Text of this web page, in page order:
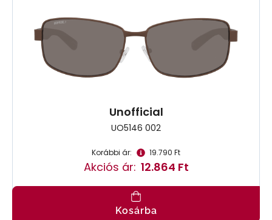
Unofficial
UO5146 002
Korábbi ár: 19.790 Ft
Akciós ár: 12.864 Ft
Kosárba